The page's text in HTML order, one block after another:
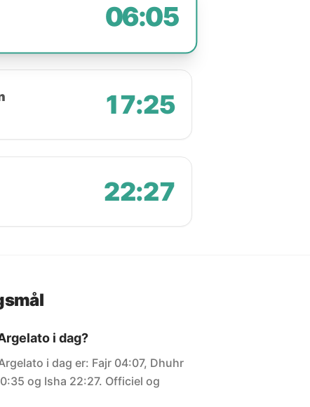
06:05
17:25
22:27
i dag?
i dag er: Fajr 04:07, Dhuhr
og Isha 22:27. Officiel og